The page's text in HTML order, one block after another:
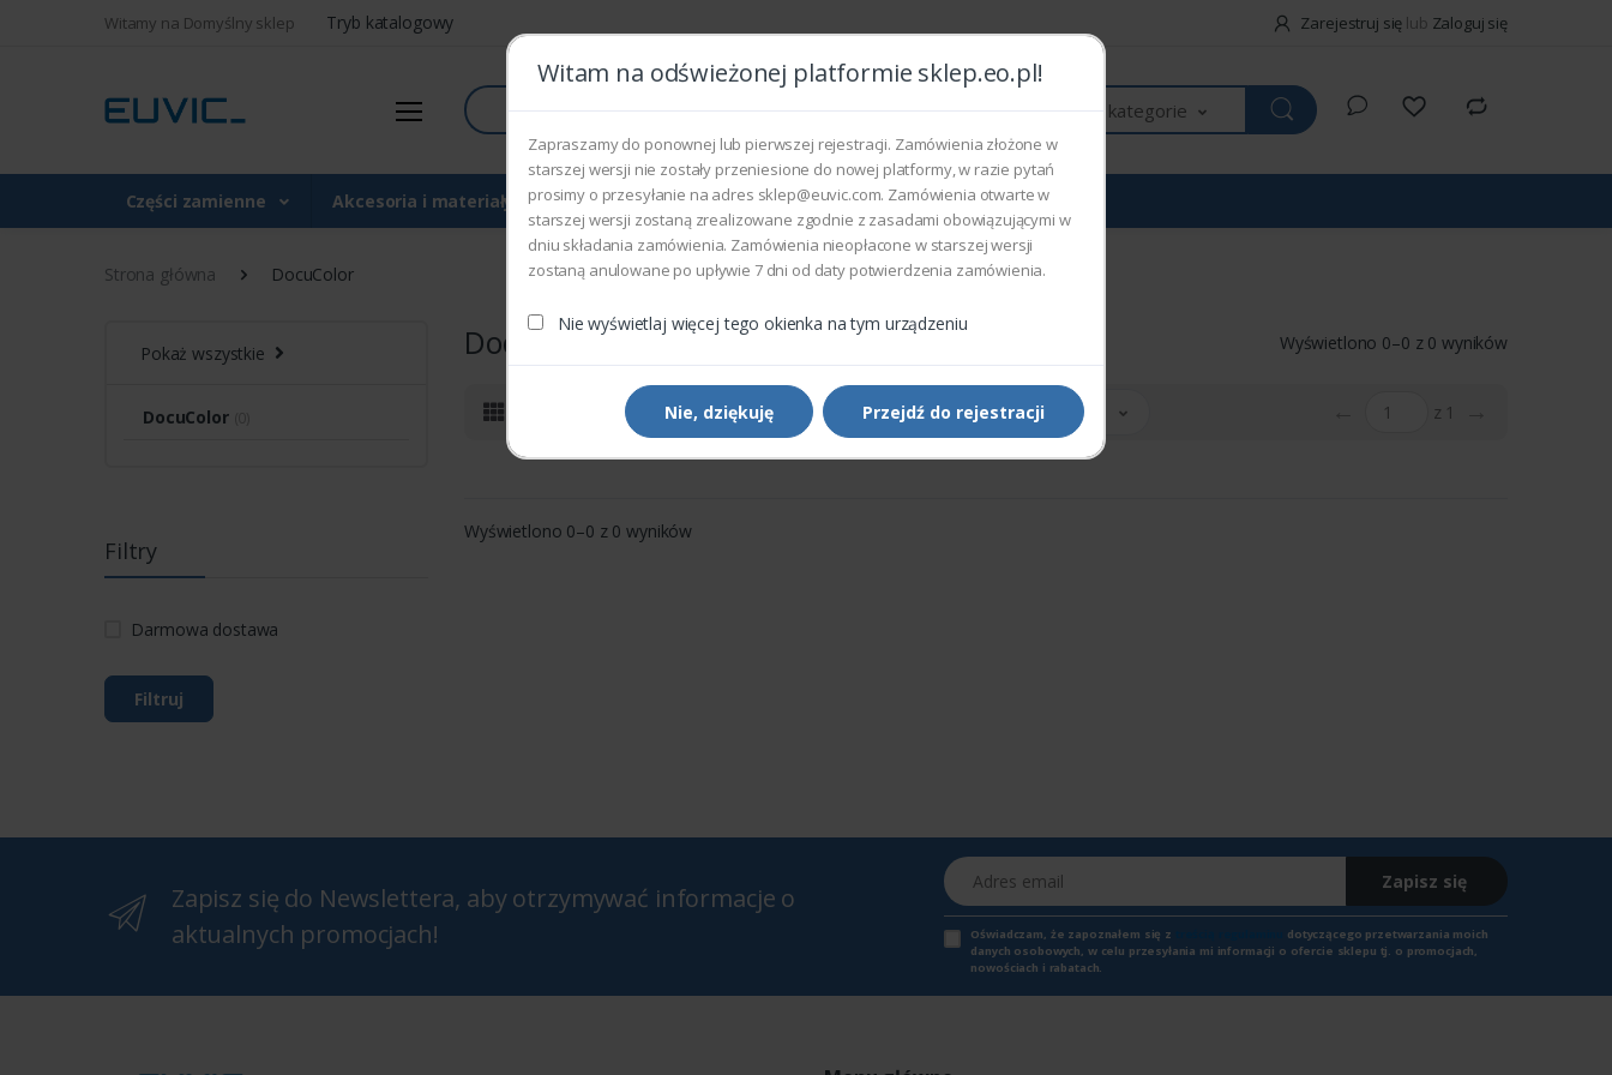
Witamy na Domyślny sklep Tryb katalogowy Zarejestruj się lub Zaloguj się
Szukaj
Wszystkie kategorie
Części zamienne Akcesoria i materiały eksploatacyjne
Witam na odświeżonej platformie sklep.eo.pl!
Zapraszamy do ponownej lub pierwszej rejestracji. Zamówienia złożone w
starszej wersji nie zostały przeniesione do nowej platformy, w razie pytań
prosimy o przesyłanie na adres sklep@euvic.com. Zamówienia otwarte w
starszej wersji zostaną zrealizowane zgodnie z zasadami obowiązującymi w
dniu składania zamówienia. Zamówienia nieopłacone w starszej wersji
zostaną anulowane po upływie 7 dni od daty potwierdzenia zamówienia.
Nie wyświetlaj więcej tego okienka na tym urządzeniu
Nie, dziękuję Przejdź do rejestracji
Strona główna DocuColor
Pokaż wszystkie
DocuColor
Filtry
Darmowa dostawa
Filtruj
DocuColor Wyświetlono 0–0 z 0 wyników
Sortowanie domyślne Pokaż 20 z 1
Wyświetlono 0–0 z 0 wyników
Zapisz się do Newslettera, aby otrzymywać informacje o
aktualnych promocjach!
Adres email
Zapisz się
Oświadczam, że zapoznałem się z
dotyczącego przetwarzania moich
danych osobowych, w celu przesyłania mi informacji o ofercie sklepu tj. o promocjach,
nowościach i rabatach.